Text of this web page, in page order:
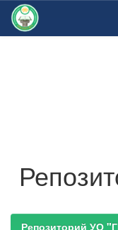
Репозиторий УО